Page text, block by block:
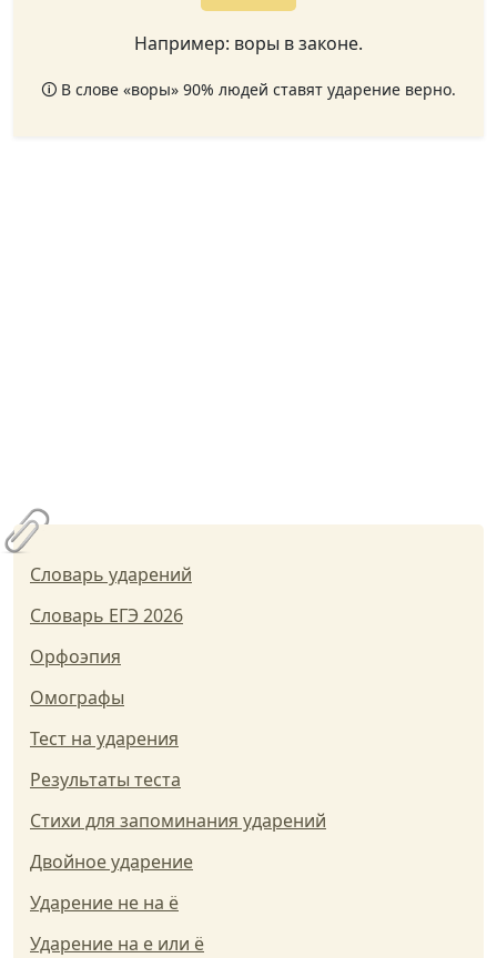
Например: воры в законе.
🛈 В слове «воры» 90% людей ставят ударение верно.
Словарь ударений
Словарь ЕГЭ 2026
Орфоэпия
Омографы
Тест на ударения
Результаты теста
Стихи для запоминания ударений
Двойное ударение
Ударение не на ё
Ударение на е или ё